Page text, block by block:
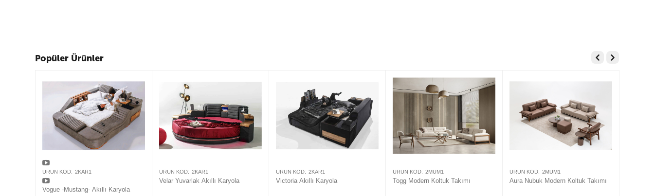
Popüler Ürünler
ÜRÜN KOD: 2KAR1
Vogue -Mustang- Akıllı Karyola
ÜRÜN KOD: 2KAR1
Velar Yuvarlak Akıllı Karyola
ÜRÜN KOD: 2KAR1
Victoria Akıllı Karyola
ÜRÜN KOD: 2MUM1
Togg Modern Koltuk Takımı
ÜRÜN KOD: 2MUM1
Aura Nubuk Modern Koltuk Takımı